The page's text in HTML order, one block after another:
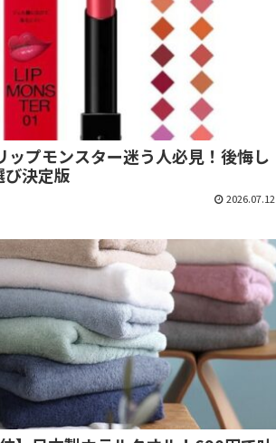
ップモンスター迷う人必見！後悔し
び決定版
2026.07.12